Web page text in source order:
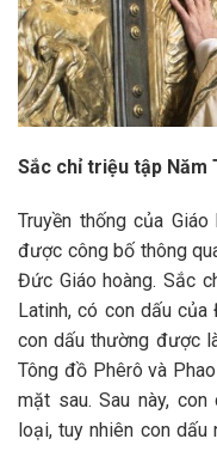
Sắc chỉ triệu tập Năm
Truyền thống của
được công bố thông
Đức Giáo hoàng. Sắc
Latinh, có con dấu
con dấu thường được
Tông đồ Phêrô và
mặt sau. Sau này,
loại, tuy nhiên con